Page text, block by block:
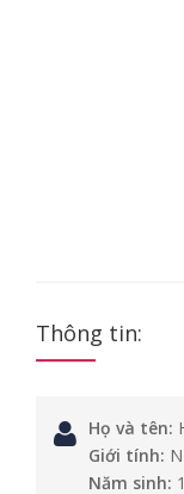
Thông tin:
Họ và tên:
Giới tính:
Năm sinh: